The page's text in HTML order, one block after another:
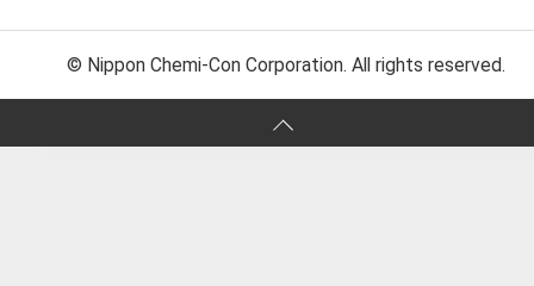
© Nippon Chemi-Con Corporation. All rights reserved.